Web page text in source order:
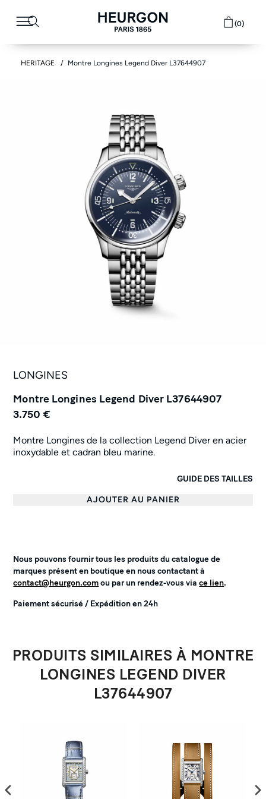
(0)
HERITAGE Montre Longines Legend Diver L37644907
LONGINES
Montre Longines Legend Diver L37644907
3.750 €
Montre Longines de la collection Legend Diver en acier
inoxydable et cadran bleu marine.
GUIDE DES TAILLES
AJOUTER AU PANIER
Nous pouvons fournir tous les produits du catalogue de
marques présent en boutique en nous contactant à
contact@heurgon.comou par un rendez-vous viace lien.
Paiement sécurisé / Expédition en 24h
PRODUITS SIMILAIRES À MONTRE
LONGINES LEGEND DIVER
L37644907